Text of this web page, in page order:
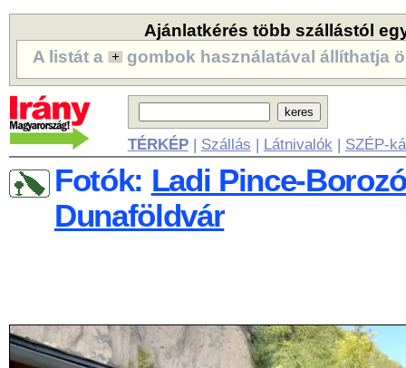
Ajánlatkérés több szállástól
A listát a
gombok használatával állíthatja
TÉRKÉP| Szállás | Látnivalók | SZÉP-
Fotók: Ladi Pince-
Dunaföldvár